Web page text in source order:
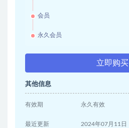
会员
永久会员
立即购买
其他信息
有效期 永久有效
最近更新 2024年07月11日